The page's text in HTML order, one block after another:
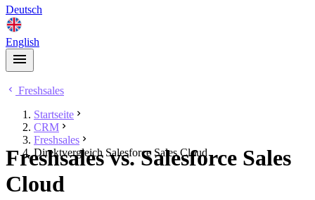
Deutsch
English
Freshsales
Startseite
CRM
Freshsales
Direktvergleich Salesforce Sales Cloud
Freshsales vs. Salesforce Sales
Cloud